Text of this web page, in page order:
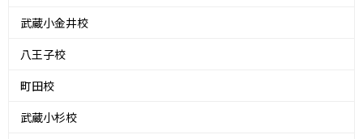
武蔵小金井校
八王子校
町田校
武蔵小杉校